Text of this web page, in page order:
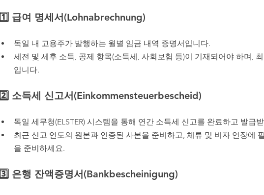
1️⃣ 급여 명세서(Lohnabrechnung)
독일 내 고용주가 발행하는 월별 임금 내역 증명서입니다.
세전 및 세후 소득, 공제 항목(소득세, 사회보험 등)이 기재되어야 하며,
입니다.
2️⃣ 소득세 신고서(Einkommensteuerbescheid)
독일 세무청(ELSTER) 시스템을 통해 연간 소득세 신고를 완료하고 발급
최근 신고 연도의 원본과 인증된 사본을 준비하고, 체류 및 비자 연장에
을 준비하세요.
3️⃣ 은행 잔액증명서(Bankbescheinigung)